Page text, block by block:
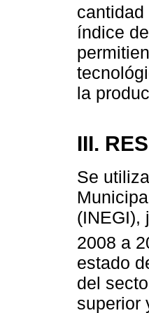
índice
la
III.
Se
(INEGI),
2008 a
estado
del
superior